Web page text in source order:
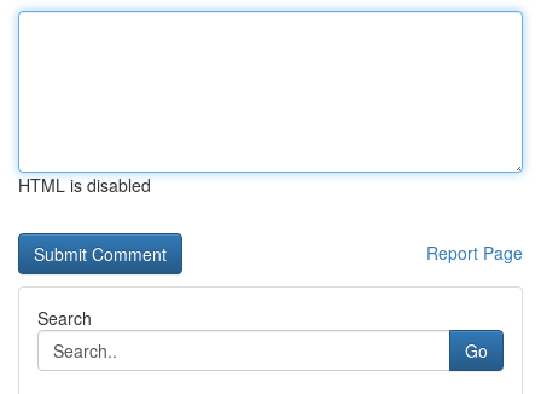
HTML is disabled
Report Page
Search
Go